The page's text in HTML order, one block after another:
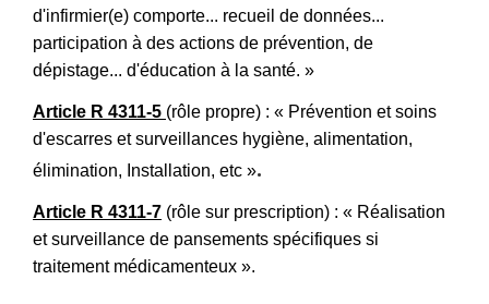
d'infirmier(e) comporte... recueil de données...
participation à des actions de prévention, de
dépistage... d'éducation à la santé. »
Article R 4311-5 (rôle propre) : « Prévention et soins
d'escarres et surveillances hygiène, alimentation,
élimination, Installation, etc ».
Article R 4311-7 (rôle sur prescription) : « Réalisation
et surveillance de pansements spécifiques si
traitement médicamenteux ».